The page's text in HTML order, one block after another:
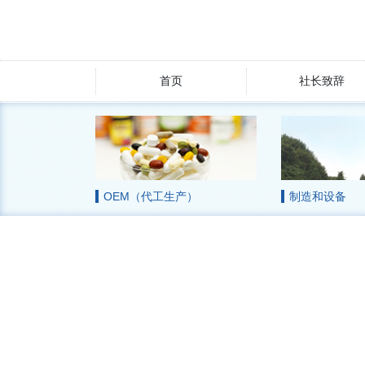
首页 社长致辞
OEM（代工生产） 制造和设备